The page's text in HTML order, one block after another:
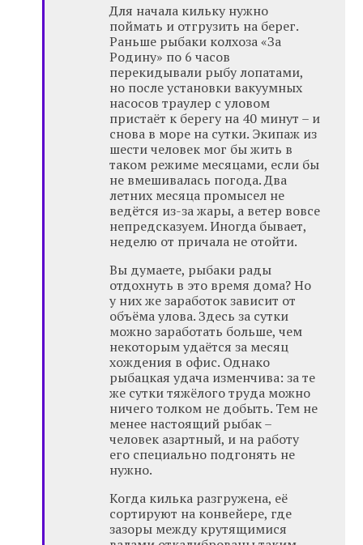
Для начала кильку нужно
поймать и отгрузить на берег.
Раньше рыбаки колхоза «За
Родину» по 6 часов
перекидывали рыбу лопатами,
но после установки вакуумных
насосов траулер с уловом
пристаёт к берегу на 40 минут – и
снова в море на сутки. Экипаж из
шести человек мог бы жить в
таком режиме месяцами, если бы
не вмешивалась погода. Два
летних месяца промысел не
ведётся из-за жары, а ветер вовсе
непредсказуем. Иногда бывает,
неделю от причала не отойти.
Вы думаете, рыбаки рады
отдохнуть в это время дома? Но
у них же заработок зависит от
объёма улова. Здесь за сутки
можно заработать больше, чем
некоторым удаётся за месяц
хождения в офис. Однако
рыбацкая удача изменчива: за те
же сутки тяжёлого труда можно
ничего толком не добыть. Тем не
менее настоящий рыбак –
человек азартный, и на работу
его специально подгонять не
нужно.
Когда килька разгружена, её
сортируют на конвейере, где
зазоры между крутящимися